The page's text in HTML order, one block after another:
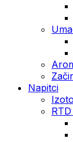
Napitci